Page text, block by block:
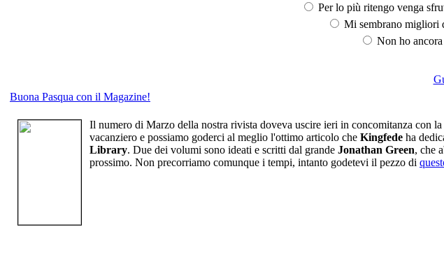
Per lo più ritengo venga
Mi sembrano migliori
Non ho
Buona Pasqua con il Magazine!
Il numero di Marzo della nostra rivista doveva uscire ieri in concomitanza con
vacanziero e possiamo goderci al meglio l'ottimo articolo che Kingfede ha
Library. Due dei volumi sono ideati e scritti dal grande Jonathan Green, che
prossimo. Non precorriamo comunque i tempi, intanto godetevi il pezzo di